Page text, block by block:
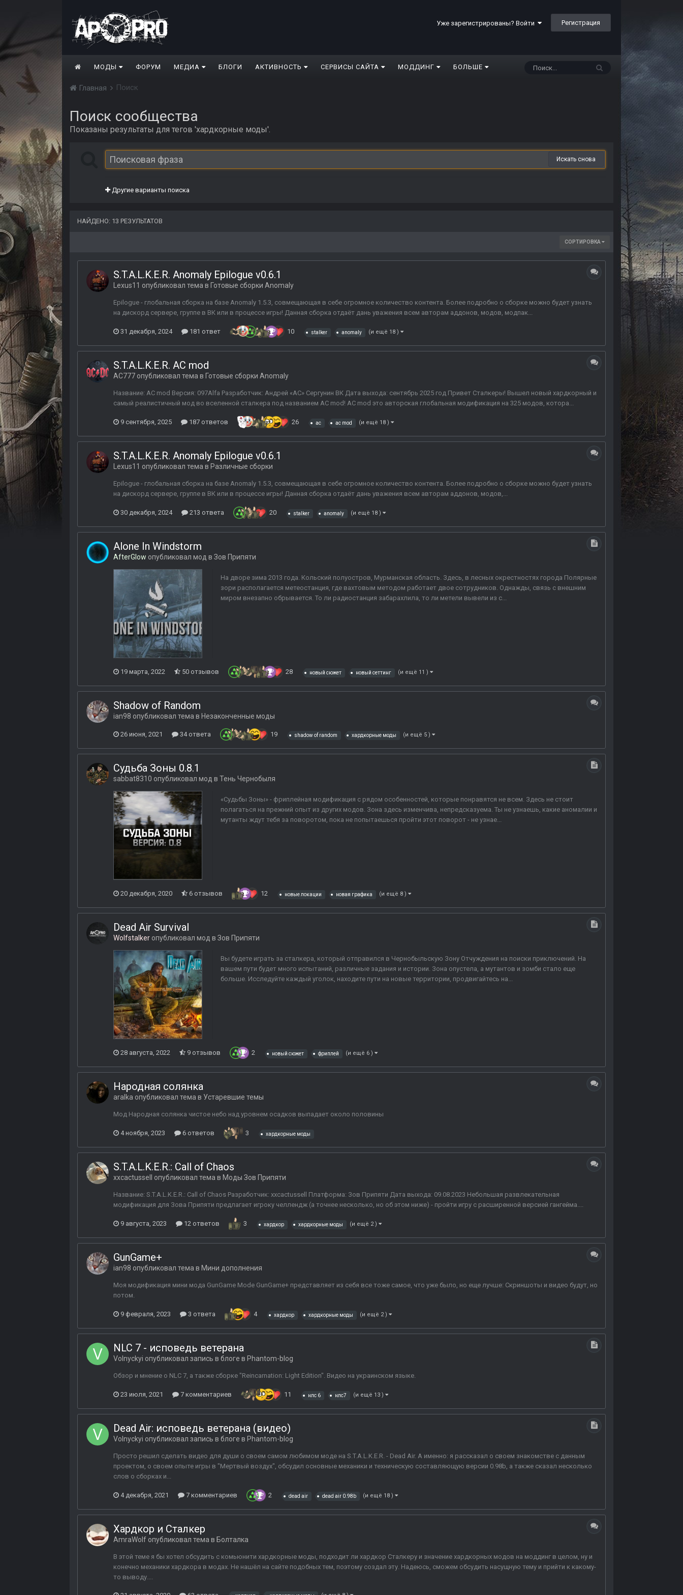
Уже зарегистрированы? Войти Регистрация
МОДЫ ФОРУМ МЕДИА БЛОГИ АКТИВНОСТЬ СЕРВИСЫ САЙТА МОДДИНГ БОЛЬШЕ
Главная Поиск
Поиск сообщества
Показаны результаты для тегов 'хардкорные моды'.
Искать снова
Другие варианты поиска
НАЙДЕНО: 13 РЕЗУЛЬТАТОВ
СОРТИРОВКА
S.T.A.L.K.E.R. Anomaly Epilogue v0.6.1
Lexus11 опубликовал тема в Готовые сборки Anomaly
Epilogue - глобальная сборка на базе Anomaly 1.5.3, совмещающая в себе огромное количество контента. Более подробно о сборке можно будет узнать
на дискорд сервере, группе в ВК или в процессе игры! Данная сборка отдаёт дань уважения всем авторам аддонов, модов, модпак...
31 декабря, 2024 181 ответ 10 stalker anomaly (и ещё 18 )
S.T.A.L.K.E.R. AC mod
AC777 опубликовал тема в Готовые сборки Anomaly
Название: AC mod Версия: 097Alfa Разработчик: Андрей «АС» Сергунин ВК Дата выхода: сентябрь 2025 год Привет Сталкеры! Вышел новый хардкорный и
самый реалистичный мод во вселенной сталкера под названием АС mod! AC mod это авторская глобальная модификация на 325 модов, котора...
9 сентября, 2025 187 ответов 26 ac ac mod (и ещё 18 )
S.T.A.L.K.E.R. Anomaly Epilogue v0.6.1
Lexus11 опубликовал тема в Различные сборки
Epilogue - глобальная сборка на базе Anomaly 1.5.3, совмещающая в себе огромное количество контента. Более подробно о сборке можно будет узнать
на дискорд сервере, группе в ВК или в процессе игры! Данная сборка отдаёт дань уважения всем авторам аддонов, модов,...
30 декабря, 2024 213 ответа 20 stalker anomaly (и ещё 18 )
Alone In Windstorm
AfterGlow опубликовал мод в Зов Припяти
На дворе зима 2013 года. Кольский полуостров, Мурманская область. Здесь, в лесных окрестностях города Полярные
зори располагается метеостанция, где вахтовым методом работает двое сотрудников. Однажды, связь с внешним
миром внезапно обрывается. То ли радиостанция забарахлила, то ли метели вывели из с...
19 марта, 2022 50 отзывов 28 новый сюжет новый сеттинг (и ещё 11 )
Shadow of Random
ian98 опубликовал тема в Незаконченные моды
26 июня, 2021 34 ответа 19 shadow of random хардкорные моды (и ещё 5 )
Судьба Зоны 0.8.1
sabbat8310 опубликовал мод в Тень Чернобыля
«Судьбы Зоны» - фриплейная модификация с рядом особенностей, которые понравятся не всем. Здесь не стоит
полагаться на прежний опыт из других модов. Зона здесь изменчива, непредсказуема. Ты не узнаешь, какие аномалии и
мутанты ждут тебя за поворотом, пока не попытаешься пройти этот поворот - не узнае...
20 декабря, 2020 6 отзывов 12 новые локации новая графика (и ещё 8 )
Dead Air Survival
Wolfstalker опубликовал мод в Зов Припяти
Вы будете играть за сталкера, который отправился в Чернобыльскую Зону Отчуждения на поиски приключений. На
вашем пути будет много испытаний, различные задания и истории. Зона опустела, а мутантов и зомби стало еще
больше. Исследуйте каждый уголок, находите пути на новые территории, продвигайтесь на...
28 августа, 2022 9 отзывов 2 новый сюжет фриплей (и ещё 6 )
Народная солянка
aralka опубликовал тема в Устаревшие темы
Мод Народная солянка чистое небо над уровнем осадков выпадает около половины
4 ноября, 2023 6 ответов 3 хардкорные моды
S.T.A.L.K.E.R.: Call of Chaos
xxcactussell опубликовал тема в Моды Зов Припяти
Название: S.T.A.L.K.E.R.: Call of Chaos Разработчик: xxcactussell Платформа: Зов Припяти Дата выхода: 09.08.2023 Небольшая развлекательная
модификация для Зова Припяти предлагает игроку челлендж (а точнее несколько, но об этом ниже) - пройти игру с расширенной версией гангейма....
9 августа, 2023 12 ответов 3 хардкор хардкорные моды (и ещё 2 )
GunGame+
ian98 опубликовал тема в Мини дополнения
Моя модификация мини мода GunGame Mode GunGame+ представляет из себя все тоже самое, что уже было, но еще лучше: Скриншоты и видео будут, но
потом.
9 февраля, 2023 3 ответа 4 хардкор хардкорные моды (и ещё 2 )
NLC 7 - исповедь ветерана
Volnyckyi опубликовал запись в блоге в Phantom-blog
Обзор и мнение о NLC 7, а также сборке "Reincarnation: Light Edition". Видео на украинском языке.
23 июля, 2021 7 комментариев 11 нлс 6 нлс7 (и ещё 13 )
Dead Air: исповедь ветерана (видео)
Volnyckyi опубликовал запись в блоге в Phantom-blog
Просто решил сделать видео для души о своем самом любимом моде на S.T.A.L.K.E.R. - Dead Air. А именно: я рассказал о своем знакомстве с данным
проектом, о своем опыте игры в "Мертвый воздух", обсудил основные механики и техническую составляющую версии 0.98b, а также сказал несколько
слов о сборках и...
4 декабря, 2021 7 комментариев 2 dead air dead air 0.98b (и ещё 18 )
Хардкор и Сталкер
AmraWolf опубликовал тема в Болталка
В этой теме я бы хотел обсудить с комьюнити хардкорные моды, подходит ли хардкор Сталкеру и значение хардкорных модов на моддинг в целом, ну и
конечно механики хардкора в модах. Не нашёл на сайте подобных тем, поэтому создал эту. Надеюсь, сможем обсудить насущную тему и прийти к какому-
то выводу....